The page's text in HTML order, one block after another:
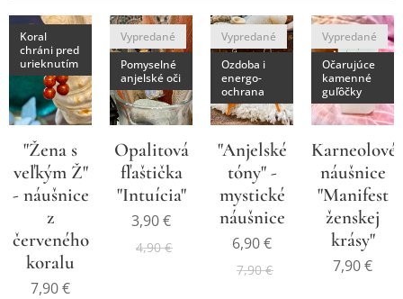
"Žena s
veľkým Ž"
- náušnice
z
červeného
koralu
Koral
chráni pred
urieknutím
7,90€
Opalitová
fľaštička
"Intuícia"
Vypredané
Pomyselné
anjelské oči
3,90€
4,90€
"Anjelské
tóny" -
mystické
náušnice
Vypredané
Ozdoba i
energo-
ochrana
6,90€
7,90€
Karneolové
náušnice
"Manifest
ženskej
krásy"
Vypredané
Očarujúce
kamenné
guľôčky
7,90€